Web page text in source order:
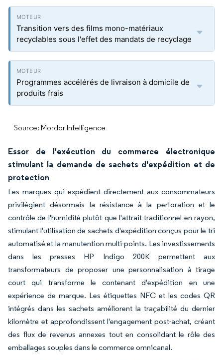
Transition vers des films mono-matériaux
recyclables sous l'effet des mandats de recyclage
Programmes accélérés de livraison à domicile de
produits frais
Source: Mordor Intelligence
Essor de l'exécution du commerce électronique
stimulant la demande de sachets d'expédition et de
protection
Les marques qui expédient directement aux consommateurs
privilégient désormais la résistance à la perforation et le
contrôle de l'humidité plutôt que l'attrait traditionnel en rayon,
stimulant l'utilisation de sachets d'expédition conçus pour le tri
automatisé et la manutention multi-points. Les investissements
dans les presses HP Indigo 200K permettent aux
transformateurs de proposer une personnalisation à tirage
court qui transforme le contenant d'expédition en une
expérience de marque. Les étiquettes NFC et les codes QR
intégrés dans les sachets améliorent la traçabilité du dernier
kilomètre et approfondissent l'engagement post-achat, créant
des flux de revenus annexes tout en consolidant le rôle des
emballages souples dans le commerce omnicanal.